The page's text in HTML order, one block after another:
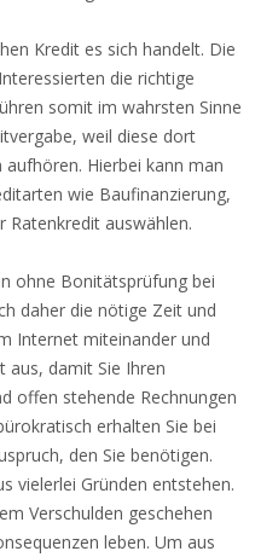
Kredit es sich handelt. Die
die richtige
somit im wahrsten Sinne
weil diese dort
Hierbei kann man
wie Baufinanzierung,
auswählen.
ohne Bonitätsprüfung bei
daher die nötige Zeit und
Internet miteinander und
aus, damit Sie Ihren
offen stehende Rechnungen
erhalten Sie bei
den Sie benötigen.
vielerlei Gründen entstehen.
Verschulden geschehen
leben. Um aus